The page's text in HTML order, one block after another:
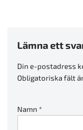
Lämna ett
Din e-postadress
Obligatoriska fält
Namn *